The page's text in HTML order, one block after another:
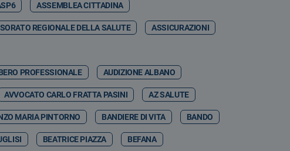
ASSEMBLEA CITTADINA
REGIONALE DELLA SALUTE ASSICURAZIONI
PROFESSIONALE AUDIZIONE ALBANO
AVVOCATO CARLO FRATTA PASINI AZ SALUTE
MARIA PINTORNO BANDIERE DI VITA BANDO
BEATRICE PIAZZA BEFANA